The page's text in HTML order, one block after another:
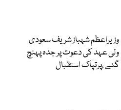
وزیراعظم شہباز شریف سعودی
ولی عہد کی دعوت پر جدہ پہنچ
گئے ،پرتپاک استقبال